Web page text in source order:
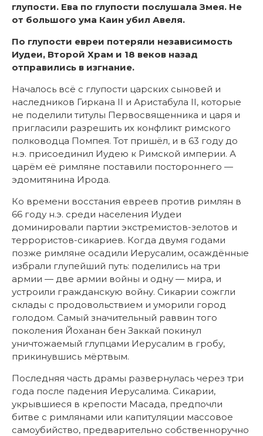
глупости. Ева по глупости послушала Змея. Не
от большого ума Каин убил Авеля.
По глупости евреи потеряли независимость
Иудеи, Второй Храм и 18 веков назад
отправились в изгнание.
Началось всё с глупости царских сыновей и
наследников Гиркана II и Аристабула II, которые
не поделили титулы Первосвященника и царя и
пригласили разрешить их конфликт римского
полководца Помпея. Тот пришёл, и в 63 году до
н.э. присоединил Иудею к Римской империи. А
царём её римляне поставили постороннего —
эдомитянина Ирода.
Ко времени восстания евреев против римлян в
66 году н.э. среди населения Иудеи
доминировали партии экстремистов-зелотов и
террористов-сикариев. Когда двумя годами
позже римляне осадили Иерусалим, осаждённые
избрали глупейший путь: поделились на три
армии — две армии войны и одну — мира, и
устроили гражданскую войну. Сикарии сожгли
склады с продовольствием и уморили город
голодом. Самый значительный раввин того
поколения Йоханан бен Заккай покинул
уничтожаемый глупцами Иерусалим в гробу,
прикинувшись мёртвым.
Последняя часть драмы развернулась через три
года после падения Иерусалима. Сикарии,
укрывшиеся в крепости Масада, предпочли
битве с римлянами или капитуляции массовое
самоубийство, предварительно собственноручно